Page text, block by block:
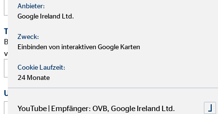
Terminwunsch
Bitte schlage mir einen Termin für ein persönliches Gespräch
vor.
Uhrzeit
:
Anbieter:
Google Ireland Ltd.
Zweck:
Einbinden von interaktiven Google Karten
Cookie Laufzeit:
24 Monate
YouTube | Empfänger: OVB, Google Ireland Ltd.